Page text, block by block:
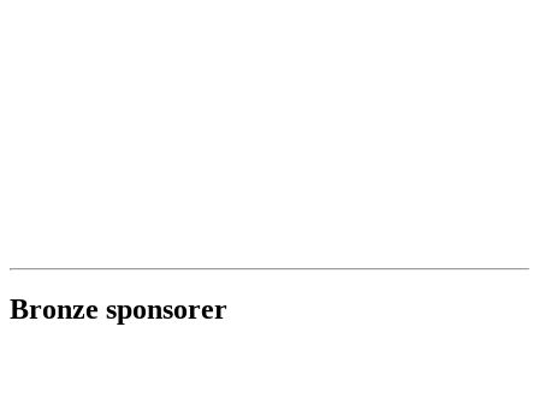
Bronze sponsorer